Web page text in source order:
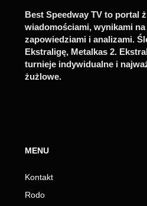
Best Speedway TV to portal
wiadomościami, wynikami
zapowiedziami i analizami.
Ekstraligę, Metalkas 2.
turnieje indywidualne i
żużlowe.
MENU
Kontakt
Rodo